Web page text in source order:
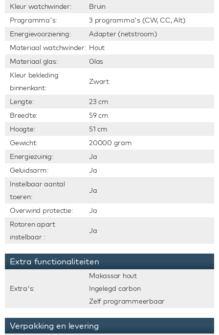
Kleur watchwinder:
Bruin
Programma’s:
3 programma’s (CW, CC, Alt)
Energievoorziening:
Adapter (netstroom)
Materiaal watchwinder: Hout
Materiaal glas:
Glas
Kleur bekleding
binnenkant:
Zwart
Lengte:
23 cm
Breedte:
59 cm
Hoogte:
51 cm
Gewicht:
20000 gram
Energiezuinig:
Ja
Geluidsarm:
Ja
Instelbaar aantal
toeren:
Ja
Overwind protectie:
Ja
Rotoren apart
instelbaar :
Ja
Extra functionaliteiten
Extra's:
Makassar hout
Ingelegd carbon
Zelf programmeerbaar
Verpakking en levering